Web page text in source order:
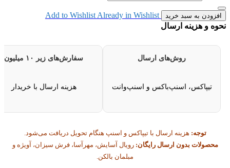
به سبد خرید Add to WishlistAlready in Wishlist
و هزینه ارسال
روش‌های ارسال
تیپاکس، اسنپ‌باکس و اسنپ‌وانت
سفارش‌های زیر ۱۰ میلیون
هزینه ارسال با خریدار
توجه:هزینه ارسال با تیپاکس و اسنپ هنگام تحویل دریافت می‌شود.
بدون ارسال رایگان:رویال آسایش، مهرآسا، فرش سیزان، آویژه و
مبلمان بالکن.